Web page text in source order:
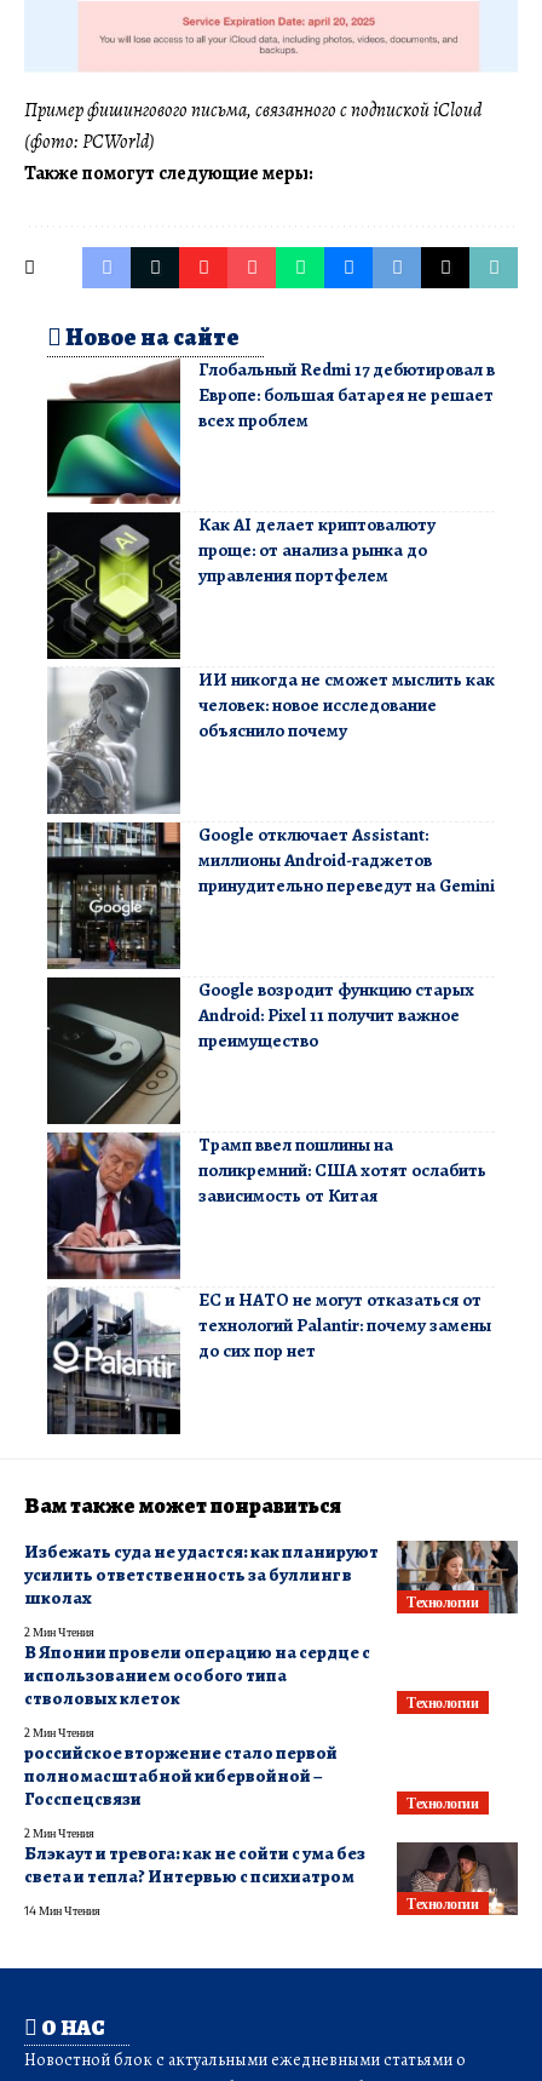
Пример фишингового письма, связанного с подпиской iCloud
(фото: PCWorld)
Также помогут следующие меры:
Новое на сайте
Глобальный Redmi 17 дебютировал в
Европе: большая батарея не решает
всех проблем
Как AI делает криптовалюту
проще: от анализа рынка до
управления портфелем
ИИ никогда не сможет мыслить как
человек: новое исследование
объяснило почему
Google отключает Assistant:
миллионы Android-гаджетов
принудительно переведут на Gemini
Google возродит функцию старых
Android: Pixel 11 получит важное
преимущество
Трамп ввел пошлины на
поликремний: США хотят ослабить
зависимость от Китая
ЕС и НАТО не могут отказаться от
технологий Palantir: почему замены
до сих пор нет
Вам также может понравиться
Технологии
Избежать суда не удастся: как планируют
усилить ответственность за буллинг в
школах
2 Мин Чтения
Технологии
В Японии провели операцию на сердце с
использованием особого типа
стволовых клеток
2 Мин Чтения
Технологии
российское вторжение стало первой
полномасштабной кибервойной –
Госспецсвязи
2 Мин Чтения
Технологии
Блэкаут и тревога: как не сойти с ума без
света и тепла? Интервью с психиатром
14 Мин Чтения
О НАС
Новостной блок с актуальными ежедневными статьями о